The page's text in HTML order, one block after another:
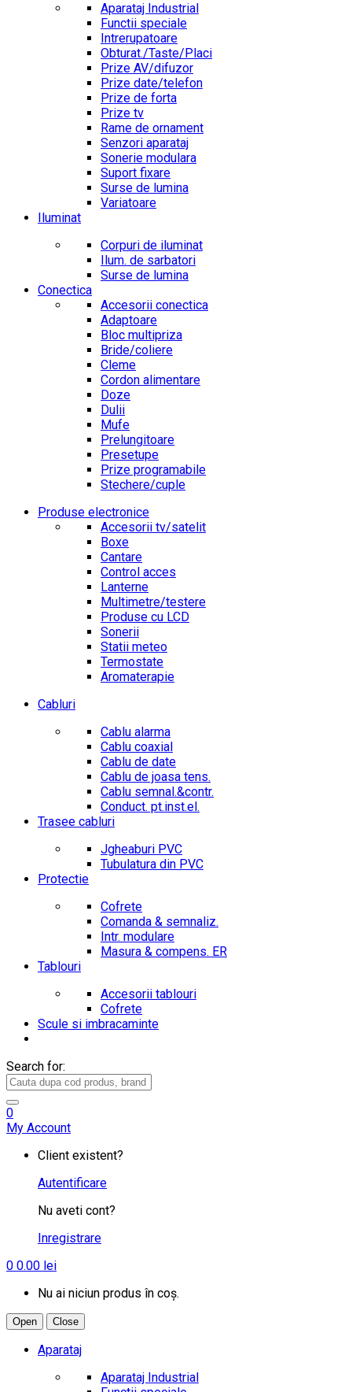
Aparataj Industrial
Functii speciale
Intrerupatoare
Obturat./Taste/Placi
Prize AV/difuzor
Prize date/telefon
Prize de forta
Prize tv
Rame de ornament
Senzori aparataj
Sonerie modulara
Suport fixare
Surse de lumina
Variatoare
Iluminat
Corpuri de iluminat
Ilum. de sarbatori
Surse de lumina
Conectica
Accesorii conectica
Adaptoare
Bloc multipriza
Bride/coliere
Cleme
Cordon alimentare
Doze
Dulii
Mufe
Prelungitoare
Presetupe
Prize programabile
Stechere/cuple
Produse electronice
Accesorii tv/satelit
Boxe
Cantare
Control acces
Lanterne
Multimetre/testere
Produse cu LCD
Sonerii
Statii meteo
Termostate
Aromaterapie
Cabluri
Cablu alarma
Cablu coaxial
Cablu de date
Cablu de joasa tens.
Cablu semnal.&contr.
Conduct. pt.inst.el.
Trasee cabluri
Jgheaburi PVC
Tubulatura din PVC
Protectie
Cofrete
Comanda & semnaliz.
Intr. modulare
Masura & compens. ER
Tablouri
Accesorii tablouri
Cofrete
Scule si imbracaminte
Search for:
0
My Account
Client existent?
Autentificare
Nu aveti cont?
Inregistrare
0 0.00 lei
Nu ai niciun produs în coș.
Open Close
Aparataj
Aparataj Industrial